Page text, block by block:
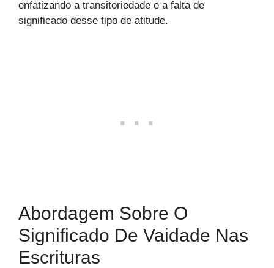
enfatizando a transitoriedade e a falta de
significado desse tipo de atitude.
Abordagem Sobre O
Significado De Vaidade Nas
Escrituras